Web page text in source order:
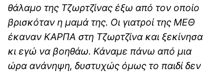
θάλαμο της Τζωρτζίνας έξω από τον οποίο
βρισκόταν η μαμά της. Οι γιατροί της ΜΕΘ
έκαναν ΚΑΡΠΑ στη Τζωρτζίνα και ξεκίνησα
κι εγώ να βοηθάω. Κάναμε πάνω από μια
ώρα ανάνηψη, δυστυχώς όμως το παιδί δεν